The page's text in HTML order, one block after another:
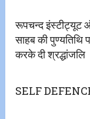
रूपचन्द इंस्टीट्यूट
साहब की पुण्यतिथि
करके दी श्रद्धांजलि
SELF